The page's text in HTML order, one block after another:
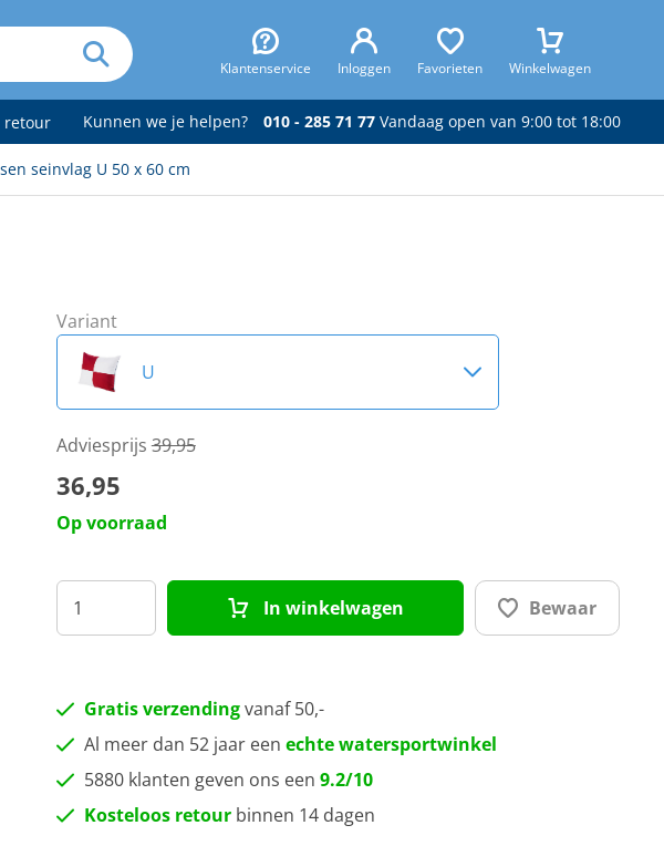
Klantenservice Inloggen Favorieten Winkelwagen
retour Kunnen we je helpen? 010 - 285 71 77Vandaag open van 9:00 tot 18:00
seinvlag U 50 x 60 cm
Variant
U
C
N
V
W
Adviesprijs39,95
36,95
Op voorraad
In winkelwagen Bewaar
Gratis verzendingvanaf 50,-
Al meer dan 52 jaar een echte watersportwinkel
5880 klanten geven ons een 9.2/10
Kosteloos retourbinnen 14 dagen